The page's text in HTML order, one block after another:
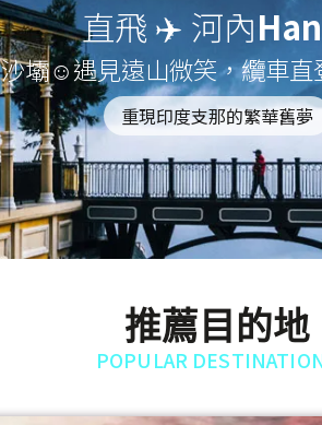
直飛 ✈️ 河內
沙壩☺遇見遠山微笑，纜車直
重現印度支那的繁華舊夢
推薦目的地
POPULAR